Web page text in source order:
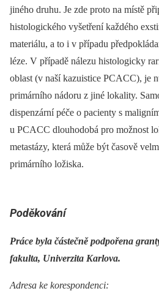
jiného druhu. Je zde proto na místě
histologického vyšetření každého
materiálu, a to i v případu
léze. V případě nálezu histologicky
oblast (v naší kazuistice PCACC), je
primárního nádoru z jiné lokality.
dispenzární péče o pacienty s
u PCACC dlouhodobá pro možnost
metastázy, která může být časově
primárního ložiska.
Poděkování
Práce byla částečně podpořena
fakulta, Univerzita Karlova.
Adresa ke korespondenci: